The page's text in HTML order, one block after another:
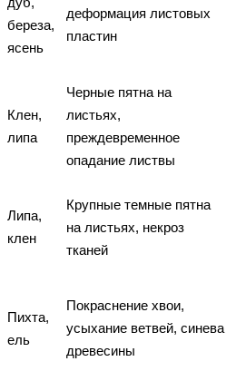
береза,
ясень
деформация листовых
пластин
Клен,
липа
Черные пятна на
листьях,
преждевременное
опадание листвы
Липа,
клен
Крупные темные пятна
на листьях, некроз
тканей
Пихта,
ель
Покраснение хвои,
усыхание ветвей, синева
древесины